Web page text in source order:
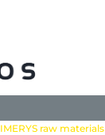
IMERYS raw materials